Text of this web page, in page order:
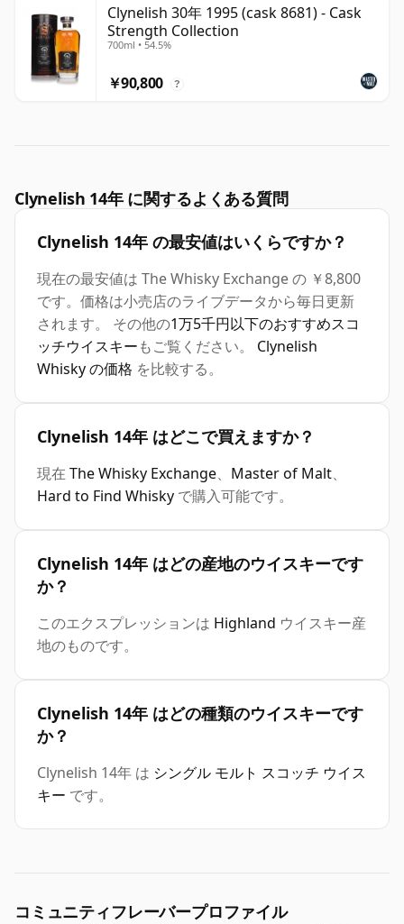
Clynelish 30年 1995 (cask 8681) - Cask
Strength Collection
700ml • 54.5%
￥90,800 ?
Clynelish 14年 に関するよくある質問
Clynelish 14年 の最安値はいくらですか？
現在の最安値は The Whisky Exchange の ￥8,800
です。価格は小売店のライブデータから毎日更新
されます。 その他の1万5千円以下のおすすめスコ
ッチウイスキーもご覧ください。 Clynelish
Whisky の価格 を比較する。
Clynelish 14年 はどこで買えますか？
現在 The Whisky Exchange、 Master of Malt、
Hard to Find Whisky で購入可能です。
Clynelish 14年 はどの産地のウイスキーです
か？
このエクスプレッションは Highland ウイスキー産
地のものです。
Clynelish 14年 はどの種類のウイスキーです
か？
Clynelish 14年 は シングル モルト スコッチ ウイス
キー です。
コミュニティフレーバープロファイル